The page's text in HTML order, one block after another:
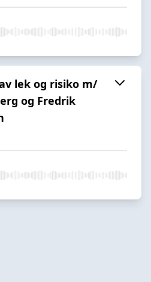
lek og risiko m/
og Fredrik